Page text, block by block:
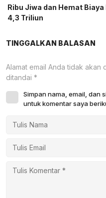
Ribu Jiwa dan Hemat Biaya
4,3 Triliun
TINGGALKAN BALASAN
Alamat email Anda tidak akan
ditandai *
Simpan nama, email, dan
untuk komentar saya